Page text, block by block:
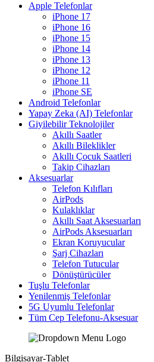
Apple Telefonlar
iPhone 17
iPhone 16
iPhone 15
iPhone 14
iPhone 13
iPhone 12
iPhone 11
iPhone SE
Android Telefonlar
Yapay Zeka (AI) Telefonlar
Giyilebilir Teknolojiler
Akıllı Saatler
Akıllı Bileklikler
Akıllı Çocuk Saatleri
Takip Cihazları
Aksesuarlar
Telefon Kılıfları
AirPods
Kulaklıklar
Akıllı Saat Aksesuarları
AirPods Aksesuarları
Ekran Koruyucular
Şarj Cihazları
Telefon Tutucular
Dönüştürücüler
Tuşlu Telefonlar
Yenilenmiş Telefonlar
5G Uyumlu Telefonlar
Tüm Cep Telefonu-Aksesuar
Bilgisayar-Tablet